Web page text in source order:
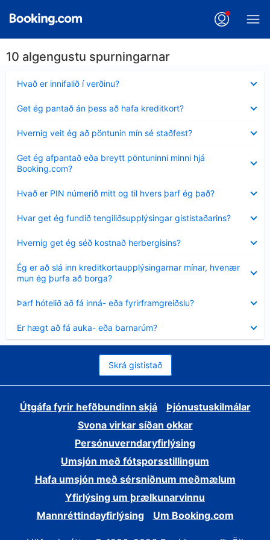
10 algengustu spurningarnar
Hvað er innifalið í verðinu?
sýnt
Get ég pantað án þess að hafa kreditkort?
sýnt
Hvernig veit ég að pöntunin mín sé staðfest?
sýnt
Get ég afpantað eða breytt pöntuninni minni hjá
Booking.com?
sýnt
Hvað er PIN númerið mitt og til hvers þarf ég það?
sýnt
Hvar get ég fundið tengiliðsupplýsingar gististaðarins?
sýnt
Hvernig get ég séð kostnað herbergisins?
sýnt
Ég er að slá inn kreditkortaupplýsingarnar mínar, hvenær
mun ég þurfa að borga?
Minna
sýnt
Þarf hótelið að fá inná- eða fyrirframgreiðslu?
sýnt
Er hægt að fá auka- eða barnarúm?
sýnt
Skrá gististað
Útgáfa fyrir hefðbundinn skjá
Þjónustuskilmálar
Svona virkar síðan okkar
Persónuverndaryfirlýsing
Umsjón með fótsporsstillingum
Hafa umsjón með sérsniðnum meðmælum
Yfirlýsing um þrælkunarvinnu
Mannréttindayfirlýsing
Um Booking.com